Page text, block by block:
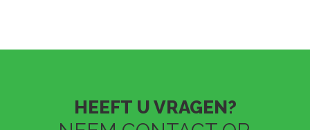
HEEFT U VRAGEN?